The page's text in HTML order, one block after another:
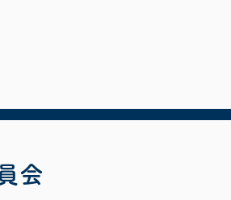
会